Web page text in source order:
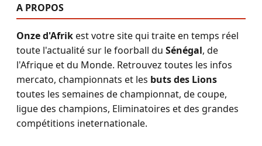
A PROPOS
Onze d'Afrikest votre site qui traite en temps réel
toute l'actualité sur le foorball du Sénégal, de
l'Afrique et du Monde. Retrouvez toutes les infos
mercato, championnats et les buts des Lions
toutes les semaines de championnat, de coupe,
ligue des champions, Eliminatoires et des grandes
compétitions ineternationale.